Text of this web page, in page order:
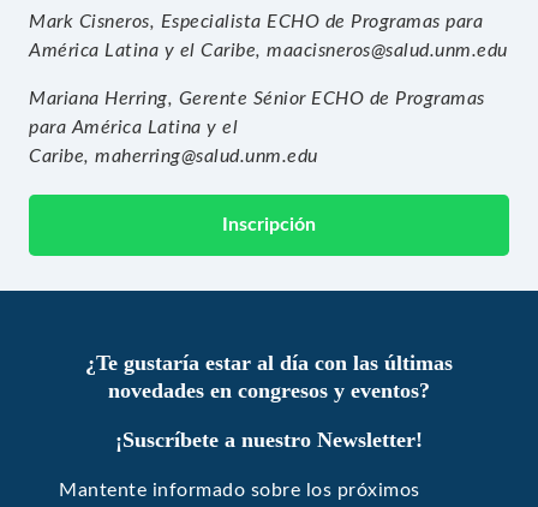
Mark Cisneros, Especialista ECHO de Programas para
América Latina y el Caribe,maacisneros@salud.unm.edu
Mariana Herring, Gerente Sénior ECHO de Programas
para América Latina y el
Caribe,maherring@salud.unm.edu
Inscripción
¿Te gustaría estar al día con las últimas
novedades en congresos y eventos?
¡Suscríbete a nuestro Newsletter!
Mantente informado sobre los próximos